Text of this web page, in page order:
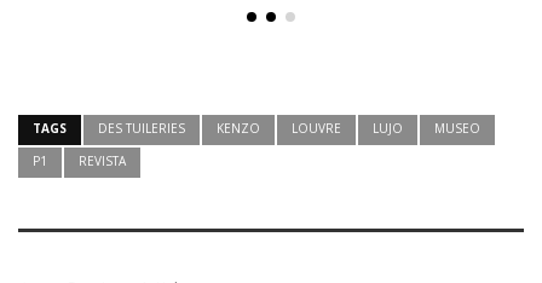
TAGS DES TUILERIES KENZO LOUVRE LUJO
MUSEO
P1
REVISTA